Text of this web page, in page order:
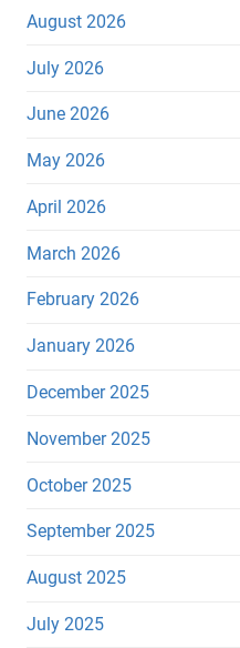
August 2026
July 2026
June 2026
May 2026
April 2026
March 2026
February 2026
January 2026
December 2025
November 2025
October 2025
September 2025
August 2025
July 2025